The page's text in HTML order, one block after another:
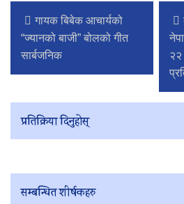
गायक बिबेक आचार्यको
“ज्यानको बाजी” बोलको गीत
सार्बजनिक
२२
प्रतिक्रिया दिनुहोस्
सम्बन्धित शीर्षकहरु